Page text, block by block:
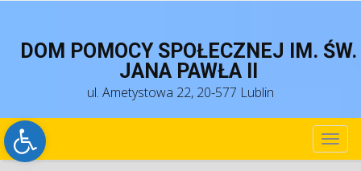
Open toolbar
DOM POMOCY SPOŁECZNEJ IM. ŚW.
JANA PAWŁA II
ul. Ametystowa 22, 20-577 Lublin